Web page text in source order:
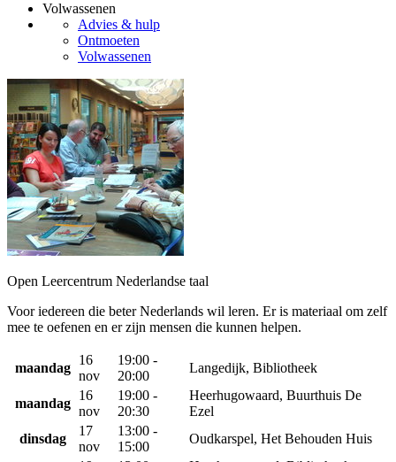
Volwassenen
Advies & hulp
Ontmoeten
Volwassenen
Open Leercentrum Nederlandse taal
Voor iedereen die beter Nederlands wil leren. Er is materiaal om zelf
mee te oefenen en er zijn mensen die kunnen helpen.
maandag
16
nov
19:00 -
20:00
Langedijk, Bibliotheek
maandag
16
nov
19:00 -
20:30
Heerhugowaard, Buurthuis De
Ezel
dinsdag
17
nov
13:00 -
15:00
Oudkarspel, Het Behouden Huis